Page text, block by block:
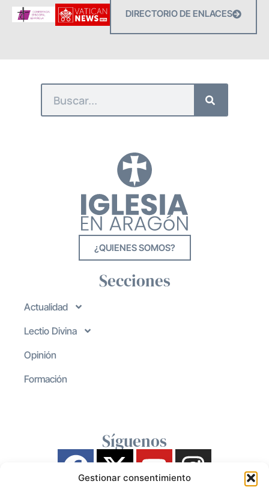
Gestionar consentimiento
DIRECTORIO DE ENLACES
¿QUIENES SOMOS?
Secciones
Actualidad
Lectio Divina
Opinión
Formación
Síguenos